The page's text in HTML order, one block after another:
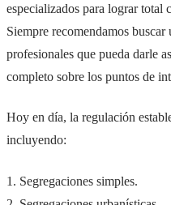
especializados para lograr total
Siempre recomendamos
profesionales que pueda darle
completo sobre los puntos de
Hoy en día, la regulación
incluyendo:
1. Segregaciones simples.